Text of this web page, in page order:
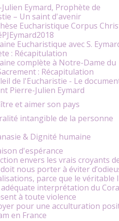
Eymard, Prophète de
– Un saint d'avenir
Eucharistique Corpus
Eucharistique avec S.
: Récapitulation
complète à Notre-Dame du
: Récapitulation
de l'Eucharistie - Le
Pierre-Julien Eymard
et aimer son pays
intangible de la personne
& Dignité humaine
d'espérance
envers les vrais croyants
doit nous porter à éviter
parce que le véritable
interprétation du
à toute violence
pour une acculturation
en France